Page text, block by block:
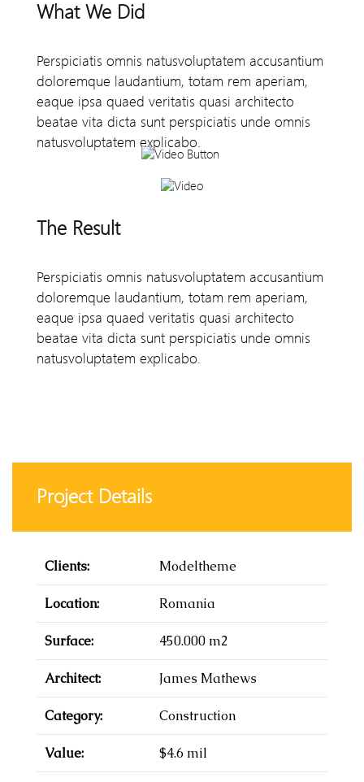
What We Did
Perspiciatis omnis natusvoluptatem accusantium
doloremque laudantium, totam rem aperiam,
eaque ipsa quaed veritatis quasi architecto
beatae vita dicta sunt perspiciatis unde omnis
natusvoluptatem explicabo.
The Result
Perspiciatis omnis natusvoluptatem accusantium
doloremque laudantium, totam rem aperiam,
eaque ipsa quaed veritatis quasi architecto
beatae vita dicta sunt perspiciatis unde omnis
natusvoluptatem explicabo.
Project Details
Clients: Modeltheme
Location: Romania
Surface: 450.000 m2
Architect: James Mathews
Category: Construction
Value: $4.6 mil